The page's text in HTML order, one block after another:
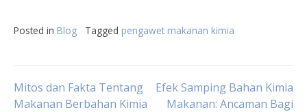
Posted in Blog Tagged pengawet makanan kimia
Post
Mitos dan Fakta Tentang
Makanan Berbahan Kimia
Efek Samping Bahan Kimia
Makanan: Ancaman Bagi